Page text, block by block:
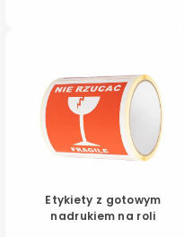
Etykiety z gotowym
nadrukiem na roli